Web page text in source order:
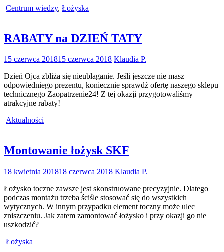
Centrum wiedzy, Łożyska
RABATY na DZIEŃ TATY
15 czerwca 201815 czerwca 2018 Klaudia P.
Dzień Ojca zbliża się nieubłaganie. Jeśli jeszcze nie masz
odpowiedniego prezentu, koniecznie sprawdź ofertę naszego sklepu
technicznego Zaopatrzenie24! Z tej okazji przygotowaliśmy
atrakcyjne rabaty!
Aktualności
Montowanie łożysk SKF
18 kwietnia 201818 czerwca 2018 Klaudia P.
Łożysko toczne zawsze jest skonstruowane precyzyjnie. Dlatego
podczas montażu trzeba ściśle stosować się do wszystkich
wytycznych. W innym przypadku element toczny może ulec
zniszczeniu. Jak zatem zamontować łożysko i przy okazji go nie
uszkodzić?
Łożyska